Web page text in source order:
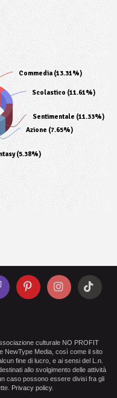
Commedia (13.31%)
Scolastico (11.61%)
Sentimentale (11.33%)
Azione (7.65%)
(5.38%)
culturale NO PROFIT
NewType Media, così come il sito
fine di lucro, e ai sensi del L.n.
allo svolgimento delle attività
caso possono essere divisi fra gli
Privacy policy.